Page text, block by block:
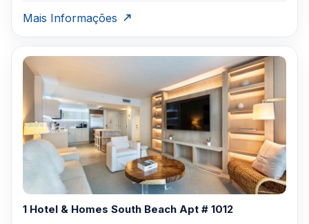
Mais Informações
1 Hotel & Homes South Beach Apt # 1012